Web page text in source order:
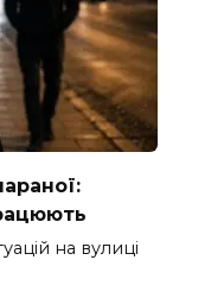
на вулиці